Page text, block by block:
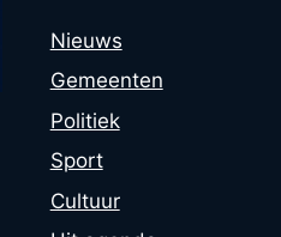
Nieuws
Gemeenten
Politiek
Sport
Cultuur